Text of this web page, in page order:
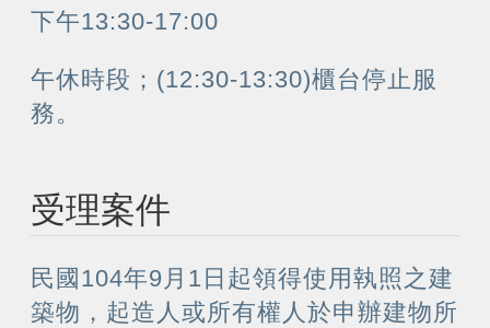
下午13:30-17:00
午休時段；(12:30-13:30)櫃台停止服
務。
受理案件
民國104年9月1日起領得使用執照之建
築物，起造人或所有權人於申辦建物所